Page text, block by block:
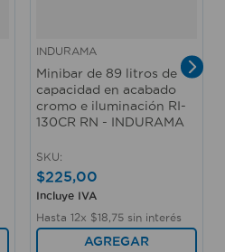
INDURAMA
Minibar de 89 litros de
capacidad en acabado
cromo e iluminación RI-
130CR RN - INDURAMA
SKU:
$225,00
Incluye IVA
Hasta 12x $18 75 sin interés
AGREGAR